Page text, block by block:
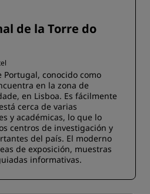
de la Torre do
Portugal, conocido como
en la zona de
en Lisboa. Es fácilmente
cerca de varias
y académicas, lo que lo
centros de investigación y
del país. El moderno
de exposición, muestras
informativas.